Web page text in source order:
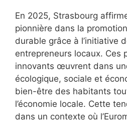
En 2025, Strasbourg
pionnière dans la
durable grâce à l’initiative
entrepreneurs locaux. Ces
innovants œuvrent dans
écologique, sociale et
bien-être des habitants
l’économie locale. Cette
dans un contexte où